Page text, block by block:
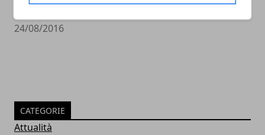
NUMERI UTILI, DONARE AL 45500
24/08/2016
CATEGORIE
Attualità